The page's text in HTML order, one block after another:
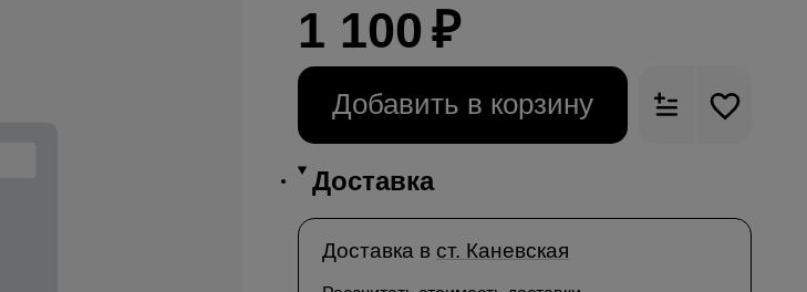
1 100₽
Добавить в корзину
Доставка
Доставка в ст. Каневская